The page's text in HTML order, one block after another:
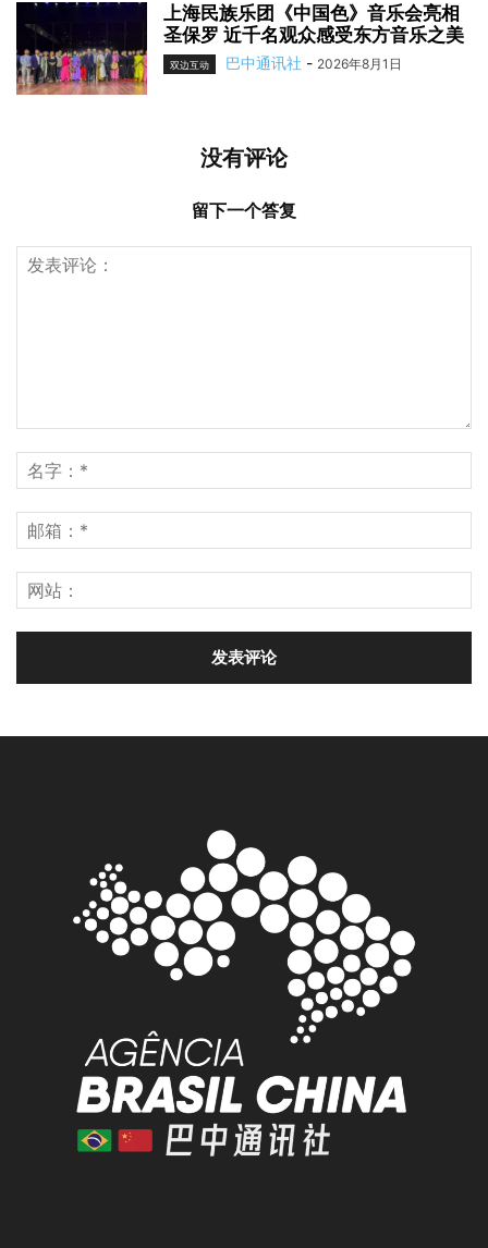
上海民族乐团《中国色》音乐会亮相
圣保罗 近千名观众感受东方音乐之美
双边互动 巴中通讯社 - 2026年8月1日
没有评论
留下一个答复